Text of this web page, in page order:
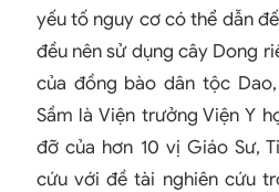
yếu tố nguy cơ có thể dẫn
đều nên sử dụng cây Dong
của đồng bào dân tộc
Sầm là Viện trưởng Viện Y
đỡ của hơn 10 vị Giáo Sư,
cứu với đề tài nghiên cứu